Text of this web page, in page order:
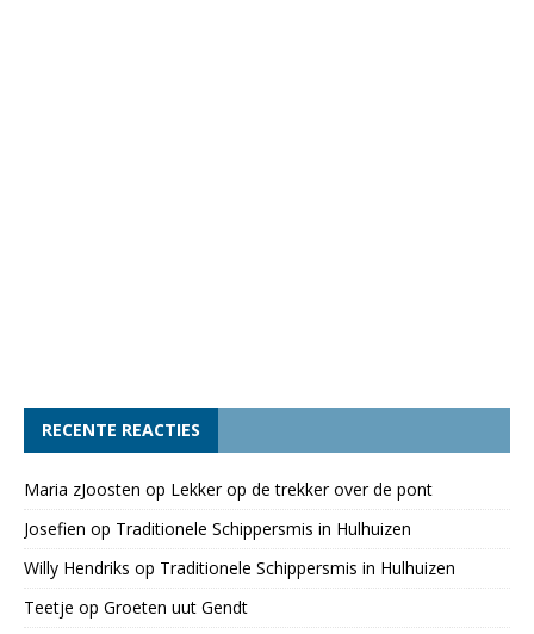
RECENTE REACTIES
Maria zJoosten op Lekker op de trekker over de pont
Josefien op Traditionele Schippersmis in Hulhuizen
Willy Hendriks op Traditionele Schippersmis in Hulhuizen
Teetje op Groeten uut Gendt